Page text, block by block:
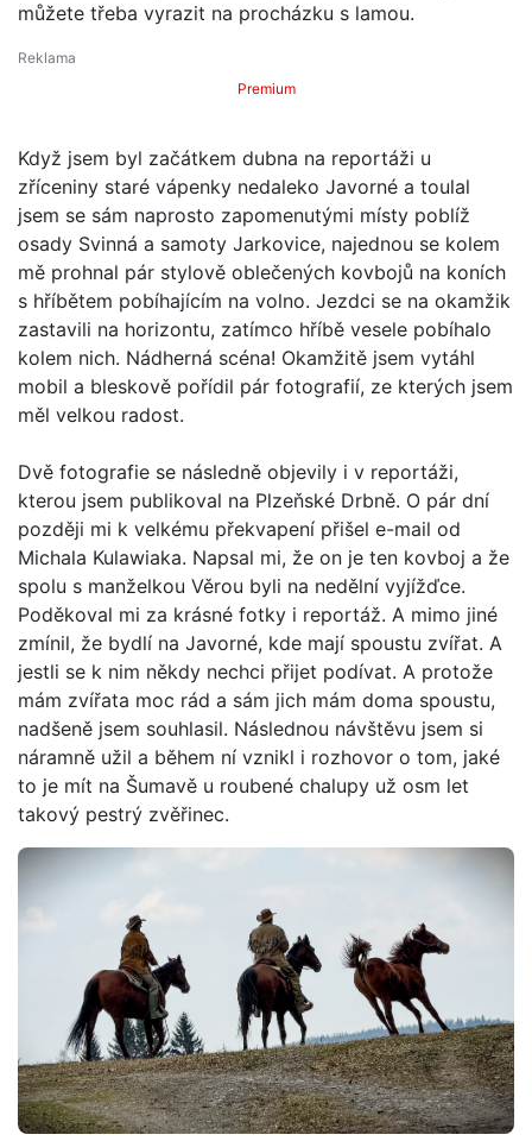
můžete třeba vyrazit na procházku s lamou.
Premium
Když jsem byl začátkem dubna na reportáži u
zříceniny staré vápenky nedaleko Javorné a toulal
jsem se sám naprosto zapomenutými místy poblíž
osady Svinná a samoty Jarkovice, najednou se kolem
mě prohnal pár stylově oblečených kovbojů na koních
s hříbětem pobíhajícím na volno. Jezdci se na okamžik
zastavili na horizontu, zatímco hříbě vesele pobíhalo
kolem nich. Nádherná scéna! Okamžitě jsem vytáhl
mobil a bleskově pořídil pár fotografií, ze kterých jsem
měl velkou radost.
Dvě fotografie se následně objevily i v reportáži,
kterou jsem publikoval na Plzeňské Drbně. O pár dní
později mi k velkému překvapení přišel e-mail od
Michala Kulawiaka. Napsal mi, že on je ten kovboj a že
spolu s manželkou Věrou byli na nedělní vyjížďce.
Poděkoval mi za krásné fotky i reportáž. A mimo jiné
zmínil, že bydlí na Javorné, kde mají spoustu zvířat. A
jestli se k nim někdy nechci přijet podívat. A protože
mám zvířata moc rád a sám jich mám doma spoustu,
nadšeně jsem souhlasil. Následnou návštěvu jsem si
náramně užil a během ní vznikl i rozhovor o tom, jaké
to je mít na Šumavě u roubené chalupy už osm let
takový pestrý zvěřinec.